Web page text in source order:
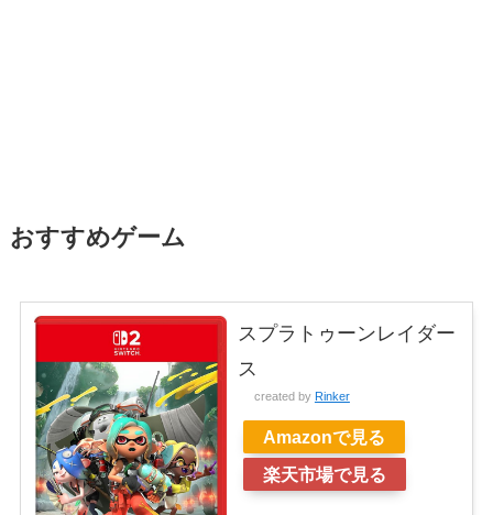
おすすめゲーム
スプラトゥーンレイダー
ス
created by Rinker
Amazonで見る
楽天市場で見る